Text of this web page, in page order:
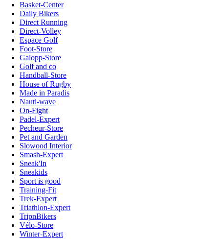
Basket-Center
Daily Bikers
Direct Running
Direct-Volley
Espace Golf
Foot-Store
Galopp-Store
Golf and co
Handball-Store
House of Rugby
Made in Paradis
Nauti-wave
On-Fight
Padel-Expert
Pecheur-Store
Pet and Garden
Slowood Interior
Smash-Expert
Sneak'In
Sneakids
Sport is good
Training-Fit
Trek-Expert
Triathlon-Expert
TripnBikers
Vélo-Store
Winter-Expert